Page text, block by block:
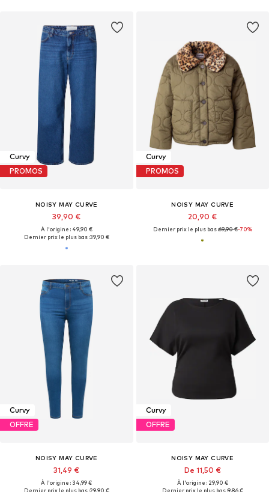
Curvy
PROMOS
NOISY MAY CURVE
39,90 €
À l'origine : 49,90 €
Dernier prix le plus bas :39,90 €
Curvy
PROMOS
NOISY MAY CURVE
20,90 €
Dernier prix le plus bas :69,90 €-70%
Curvy
OFFRE
NOISY MAY CURVE
31,49 €
À l'origine : 34,99 €
Dernier prix le plus bas :29,90 €
Curvy
OFFRE
NOISY MAY CURVE
De 11,50 €
À l'origine : 29,90 €
Dernier prix le plus bas :9,86 €